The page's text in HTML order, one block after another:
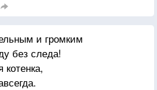
ни дышать:
равнодушия,
и громким
без следа!
котенка,